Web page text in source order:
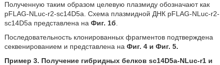
Полученную таким образом целевую плазмиду обозначают как
pFLAG-NLuc-r2-sc14D5a. Схема плазмидной ДНК pFLAG-NLuc-r2-
sc14D5a представлена на Фиг. 1б
Последовательность клонированных фрагментов подтверждена
секвенированием и представлена на Фиг. 4 и Фиг. 5.
Пример 3. Получение гибридных белков sc14D5a-NLuc-r1 и